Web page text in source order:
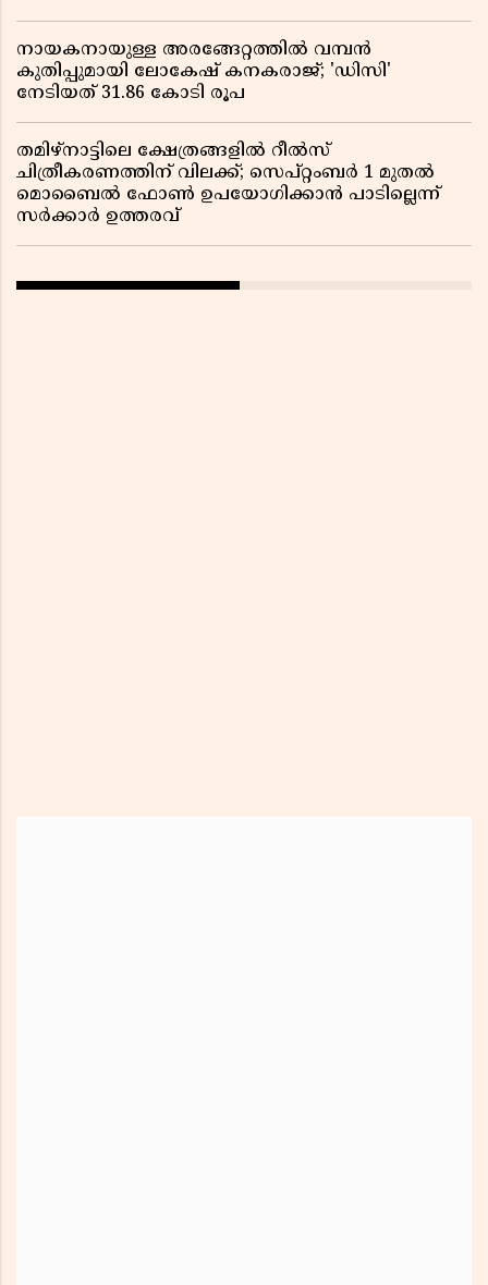
നായകനായുള്ള അരങ്ങേറ്റത്തിൽ വമ്പൻ
കുതിപ്പുമായി ലോകേഷ് കനകരാജ്; 'ഡിസി'
നേടിയത് 31.86 കോടി രൂപ
തമിഴ്‌നാട്ടിലെ ക്ഷേത്രങ്ങളിൽ റീൽസ്
ചിത്രീകരണത്തിന് വിലക്ക്; സെപ്റ്റംബർ 1 മുതൽ
മൊബൈൽ ഫോൺ ഉപയോഗിക്കാൻ പാടില്ലെന്ന്
സർക്കാർ ഉത്തരവ്